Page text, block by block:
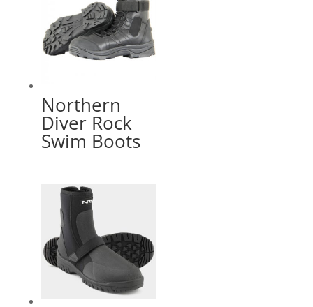
Northern
Diver Rock
Swim Boots